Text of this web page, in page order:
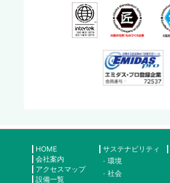
HOME
会社案内
アクセスマップ
設備一覧
サステナビリティ
環境
社会